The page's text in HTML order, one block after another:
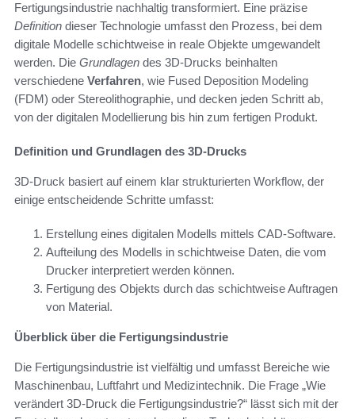
Fertigungsindustrie nachhaltig transformiert. Eine präzise
Definition dieser Technologie umfasst den Prozess, bei dem
digitale Modelle schichtweise in reale Objekte umgewandelt
werden. Die Grundlagen des 3D-Drucks beinhalten
verschiedene Verfahren, wie Fused Deposition Modeling
(FDM) oder Stereolithographie, und decken jeden Schritt ab,
von der digitalen Modellierung bis hin zum fertigen Produkt.
Definition und Grundlagen des 3D-Drucks
3D-Druck basiert auf einem klar strukturierten Workflow, der
einige entscheidende Schritte umfasst:
Erstellung eines digitalen Modells mittels CAD-Software.
Aufteilung des Modells in schichtweise Daten, die vom
Drucker interpretiert werden können.
Fertigung des Objekts durch das schichtweise Auftragen
von Material.
Überblick über die Fertigungsindustrie
Die Fertigungsindustrie ist vielfältig und umfasst Bereiche wie
Maschinenbau, Luftfahrt und Medizintechnik. Die Frage „Wie
verändert 3D-Druck die Fertigungsindustrie?“ lässt sich mit der